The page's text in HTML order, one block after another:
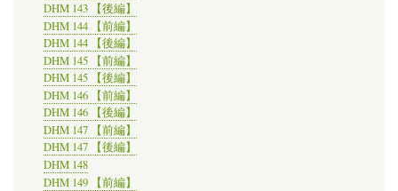
DHM 143 【後編】
DHM 144 【前編】
DHM 144 【後編】
DHM 145 【前編】
DHM 145 【後編】
DHM 146 【前編】
DHM 146 【後編】
DHM 147 【前編】
DHM 147 【後編】
DHM 148
DHM 149 【前編】